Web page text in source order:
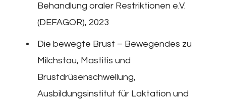
Behandlung oraler Restriktionen e.V.
(DEFAGOR), 2023
Die bewegte Brust – Bewegendes zu
Milchstau, Mastitis und
Brustdrüsenschwellung,
Ausbildungsinstitut für Laktation und